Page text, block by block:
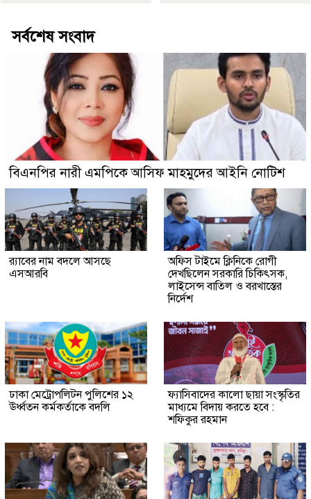
সর্বশেষ সংবাদ
বিএনপির নারী এমপিকে আসিফ মাহমুদের আইনি নোটিশ
র‍্যাবের নাম বদলে আসছে
এসআরবি
অফিস টাইমে ক্লিনিকে রোগী
দেখছিলেন সরকারি চিকিৎসক,
লাইসেন্স বাতিল ও বরখাস্তের
নির্দেশ
ঢাকা মেট্রোপলিটন পুলিশের ১২
ঊর্ধ্বতন কর্মকর্তাকে বদলি
ফ্যাসিবাদের কালো ছায়া সংস্কৃতির
মাধ্যমে বিদায় করতে হবে :
শফিকুর রহমান